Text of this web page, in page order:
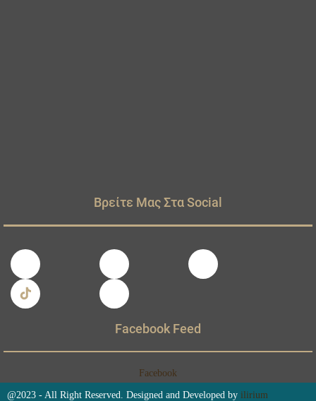
Βρείτε Μας Στα Social
Facebook Feed
Facebook
@2023 - All Right Reserved. Designed and Developed by ilirium